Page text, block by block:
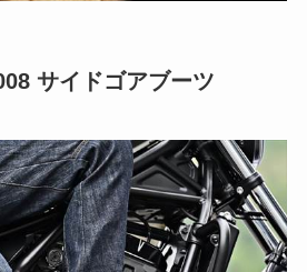
サイドゴアブーツ